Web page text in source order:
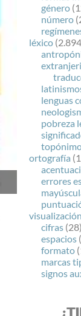
género
número
léxico
lenguas
pobreza
ortografía
errores
visualización
cifras (28)
espacios
formato
marcas
signos